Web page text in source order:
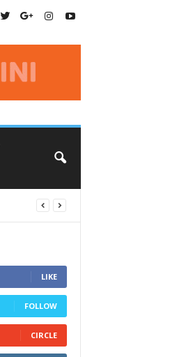
LIKE
FOLLOW
CIRCLE